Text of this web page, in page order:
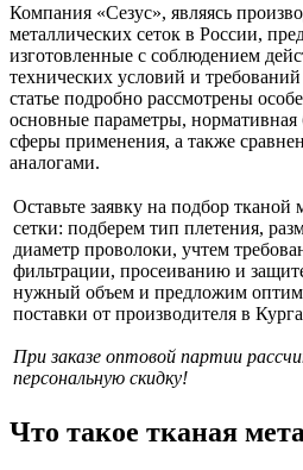
Компания «Сезус», являясь
металлических сеток в России,
изготовленные с соблюдением
технических условий и
статье подробно рассмотрены
основные параметры, нормативная
сферы применения, а также
аналогами.
Оставьте заявку на подбор тканой
сетки: подберем тип плетения,
диаметр проволоки, учтем
фильтрации, просеиванию и
нужный объем и предложим
поставки от производителя в
При заказе оптовой партии
персональную скидку!
Что такое тканая